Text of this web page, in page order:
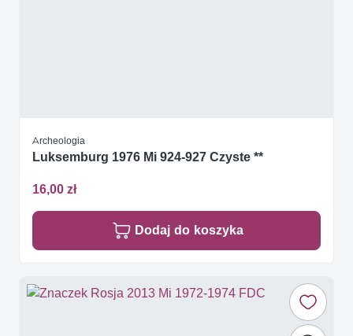
Archeologia
Luksemburg 1976 Mi 924-927 Czyste **
16,00 zł
Dodaj do koszyka